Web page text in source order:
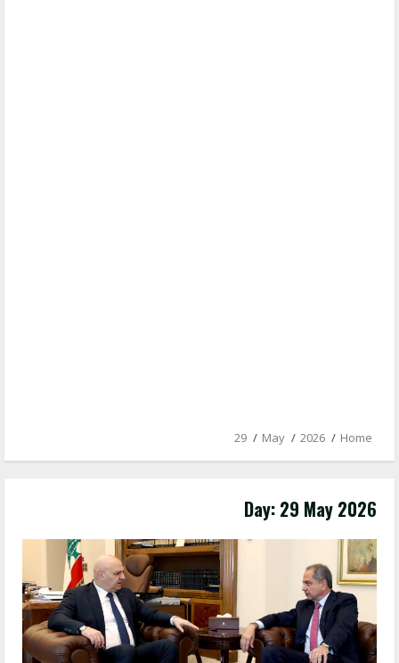
Home
2026
May
29
Day:29 May 2026